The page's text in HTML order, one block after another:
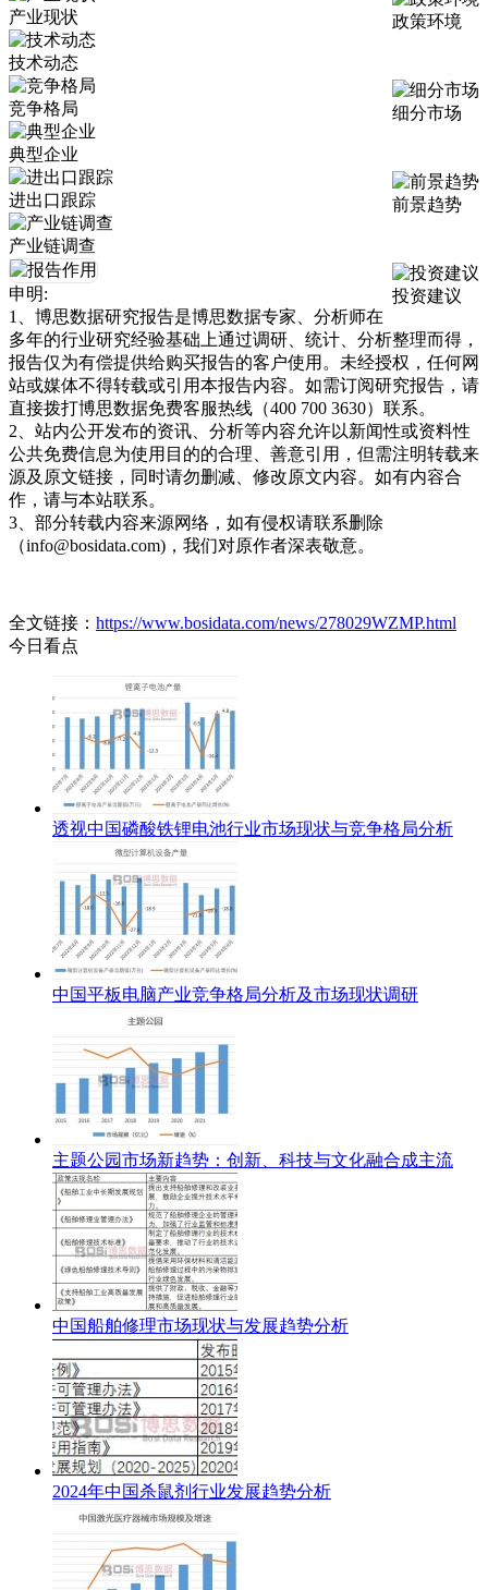
政策环境
产业现状
技术动态
细分市场
竞争格局
典型企业
前景趋势
进出口跟踪
产业链调查
投资建议
申明:
1、博思数据研究报告是博思数据专家、分析师在
多年的行业研究经验基础上通过调研、统计、分析整理而得，
报告仅为有偿提供给购买报告的客户使用。未经授权，任何网
站或媒体不得转载或引用本报告内容。如需订阅研究报告，请
直接拨打博思数据免费客服热线（400 700 3630）联系。
2、站内公开发布的资讯、分析等内容允许以新闻性或资料性
公共免费信息为使用目的的合理、善意引用，但需注明转载来
源及原文链接，同时请勿删减、修改原文内容。如有内容合
作，请与本站联系。
3、部分转载内容来源网络，如有侵权请联系删除
（info@bosidata.com)，我们对原作者深表敬意。
全文链接： https://www.bosidata.com/news/278029WZMP.html
今日看点
透视中国磷酸铁锂电池行业市场现状与竞争格局分析
中国平板电脑产业竞争格局分析及市场现状调研
主题公园市场新趋势：创新、科技与文化融合成主流
中国船舶修理市场现状与发展趋势分析
2024年中国杀鼠剂行业发展趋势分析